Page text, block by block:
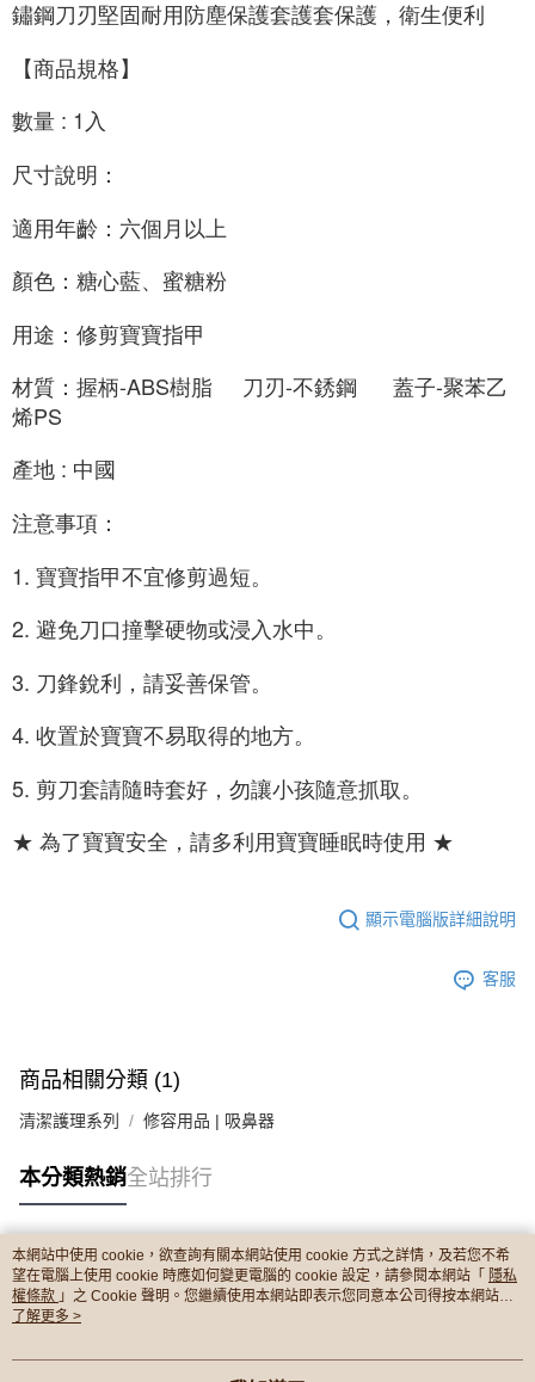
鏽鋼刀刃堅固耐用防塵保護套護套保護，衛生便利
【商品規格】
數量 : 1入
尺寸說明：
適用年齡：六個月以上
顏色：糖心藍、蜜糖粉
用途：修剪寶寶指甲
材質：握柄-ABS樹脂     刀刃-不銹鋼      蓋子-聚苯乙
烯PS
產地 : 中國
注意事項：
1. 寶寶指甲不宜修剪過短。
2. 避免刀口撞擊硬物或浸入水中。
3. 刀鋒銳利，請妥善保管。
4. 收置於寶寶不易取得的地方。
5. 剪刀套請隨時套好，勿讓小孩隨意抓取。
★ 為了寶寶安全，請多利用寶寶睡眠時使用 ★
顯示電腦版詳細說明
客服
商品相關分類 (1)
清潔護理系列 修容用品 | 吸鼻器
本分類熱銷全站排行
熱門標籤
本網站中使用 cookie，欲查詢有關本網站使用 cookie 方式之詳情，及若您不希
望在電腦上使用 cookie 時應如何變更電腦的 cookie 設定，請參閱本網站「 隱私
權條款 」之 Cookie 聲明。您繼續使用本網站即表示您同意本公司得按本網站使
用條款之 Cookie 聲明使用 cookie。
了解更多 >